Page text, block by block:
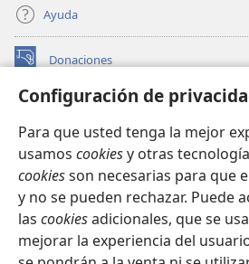
Configuración de
Para que usted tenga la mejor
usamos cookiesy otras
cookiesson necesarias para que
y no se pueden rechazar. Puede
las cookiesadicionales, que se
mejorar la experiencia del
Ayuda
Donaciones
(abre
nueva BIBLIOTECA EN LÍNEA Watchtower™
una
nueva
ventana)
JW Hub
(abre
una
nueva
ventana)
JW Library
Watchtower Library